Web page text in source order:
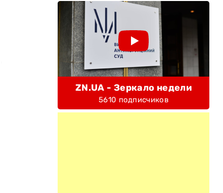
ZN.UA - Зеркало недели
5610 подписчиков